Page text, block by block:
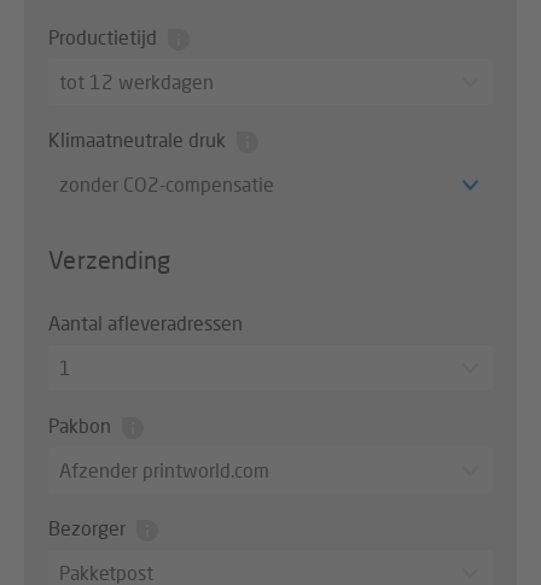
Productietijd
tot 12 werkdagen
Klimaatneutrale druk
zonder CO2-compensatie
Verzending
Aantal afleveradressen
1
Pakbon
Afzender printworld.com
Bezorger
Pakketpost